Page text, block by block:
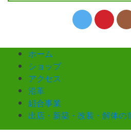
ホーム
ショップ
アクセス
沿革
組合事業
出店・新築・改装・解体の